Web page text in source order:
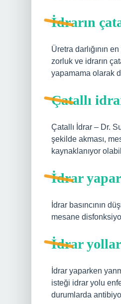
İdrarın
Üretra darlığının
zorluk ve idrarın
yapamama olarak
Çatallı
Çatallı İdrar – Dr.
şekilde akması,
kaynaklanıyor
İdrar
İdrar basıncının
mesane
İdrar
İdrar yaparken
isteği idrar yolu
durumlarda